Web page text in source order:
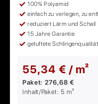
100% Polyamid
einfach zu verlegen, zu
reduziert Lärm und Schall
15 Jahre Garantie
getuftete Schlingenqualität
55,34 € / m²
Paket: 276,68 €
Inhalt/Paket: 5 m²